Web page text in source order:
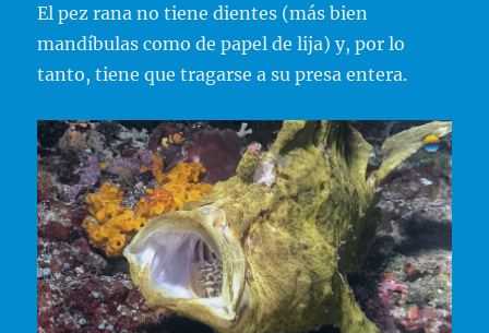
El pez rana no tiene dientes (más bien
mandíbulas como de papel de lija) y, por lo
tanto, tiene que tragarse a su presa entera.